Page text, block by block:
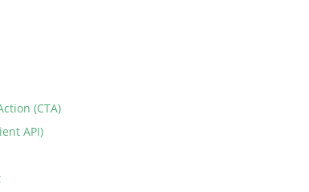
(CTA)
API)